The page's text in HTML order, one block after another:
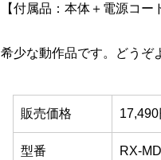
【付属品：本体＋電源コ
希少な動作品です。どうぞ
販売価格
型番 RX-